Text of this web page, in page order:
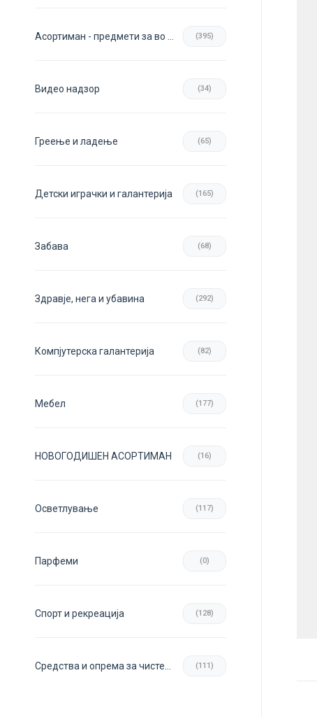
(395)
Видео надзор (34)
Греење и ладење (65)
Детски играчки и галантерија (165)
Забава (68)
Здравје, нега и убавина (292)
Компјутерска галантерија (82)
Мебел (177)
НОВОГОДИШЕН АСОРТИМАН (16)
Осветлување (117)
Парфеми (0)
Спорт и рекреација (128)
(111)